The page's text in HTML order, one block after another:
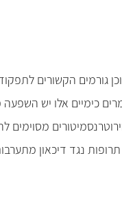
גורמים הקשורים
כימיים אלו יש השפעה
מסוימים
נגד דיכאון